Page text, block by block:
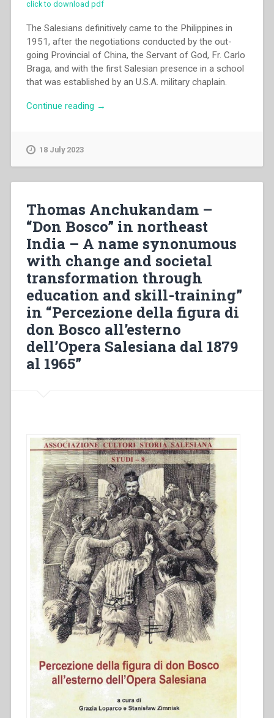
click to download pdf
The Salesians definitively came to the Philippines in
1951, after the negotiations conducted by the out-
going Provincial of China, the Servant of God, Fr. Carlo
Braga, and with the first Salesian presence in a school
that was established by an U.S.A. military chaplain.
Continue reading “Nestor
Bosco
in
the
during
the
20th
century”
in
“Percezione
della
Salesiana
dal
1879
al
1965””
→
18 July 2023
Thomas Anchukandam –
“Don Bosco” in northeast
India – A name synonumous
with change and societal
transformation through
education and skill-training”
in “Percezione della figura di
don Bosco all’esterno
dell’Opera Salesiana dal 1879
al 1965”